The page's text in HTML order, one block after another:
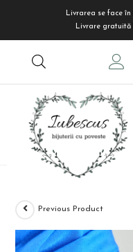
Livrarea se face în
Livrare gratuită
Previous Product